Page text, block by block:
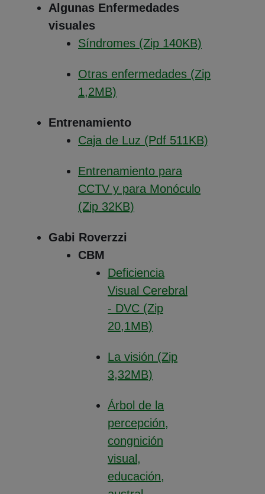
Algunas Enfermedades
visuales
Síndromes (Zip 140KB)
Otras enfermedades (Zip
1,2MB)
Entrenamiento
Caja de Luz (Pdf 511KB)
Entrenamiento para
CCTV y para Monóculo
(Zip 32KB)
Gabi Roverzzi
CBM
Deficiencia
Visual Cerebral
- DVC (Zip
20,1MB)
La visión (Zip
3,32MB)
Árbol de la
percepción,
congnición
visual,
educación,